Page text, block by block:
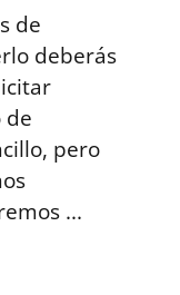
de
deberás
de
pero
...